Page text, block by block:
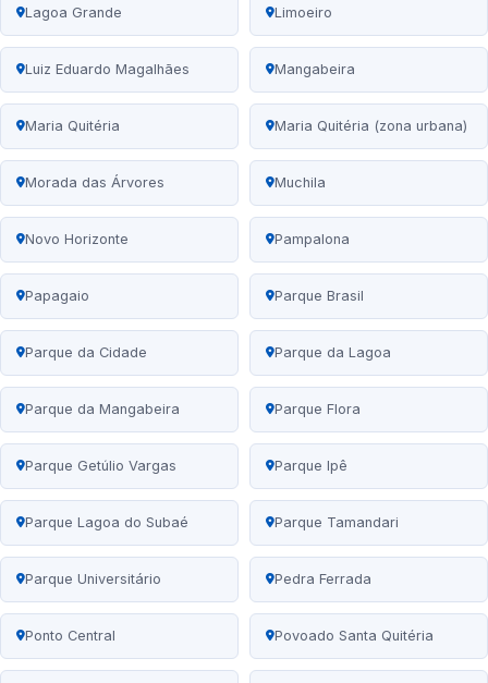
Lagoa Grande Limoeiro
Luiz Eduardo Magalhães Mangabeira
Maria Quitéria Maria Quitéria (zona urbana)
Morada das Árvores Muchila
Novo Horizonte Pampalona
Papagaio Parque Brasil
Parque da Cidade Parque da Lagoa
Parque da Mangabeira Parque Flora
Parque Getúlio Vargas Parque Ipê
Parque Lagoa do Subaé Parque Tamandari
Parque Universitário Pedra Ferrada
Ponto Central Povoado Santa Quitéria